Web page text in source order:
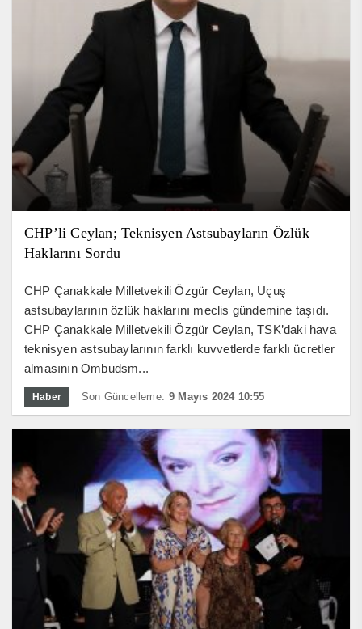
CHP’li Ceylan; Teknisyen Astsubayların Özlük
Haklarını Sordu
CHP Çanakkale Milletvekili Özgür Ceylan, Uçuş
astsubaylarının özlük haklarını meclis gündemine taşıdı.
CHP Çanakkale Milletvekili Özgür Ceylan, TSK’daki hava
teknisyen astsubaylarının farklı kuvvetlerde farklı ücretler
almasının Ombudsm...
Haber Son Güncelleme: 9 Mayıs 2024 10:55